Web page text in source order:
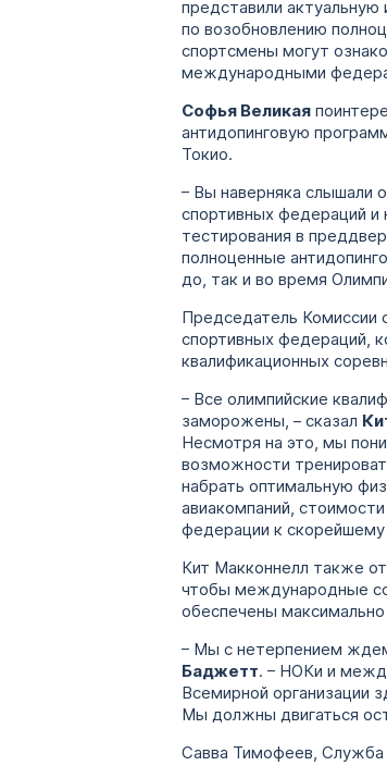
представили актуальную
по возобновлению
спортсмены могут
международными
Софья Великая
антидопинговую
Токио.
– Вы наверняка слышали
спортивных федераций и
тестирования в
полноценные
до, так и во время
Председатель Комиссии
спортивных федераций,
квалификационных
– Все олимпийские
заморожены, – сказал
Несмотря на это, мы
возможности
набрать оптимальную
авиакомпаний,
федерации к скорейшему
Кит Макконнелл также
чтобы международные
обеспечены
– Мы с нетерпением
Баджетт. – НОКи и
Всемирной организации
Мы должны двигаться
Савва Тимофеев,